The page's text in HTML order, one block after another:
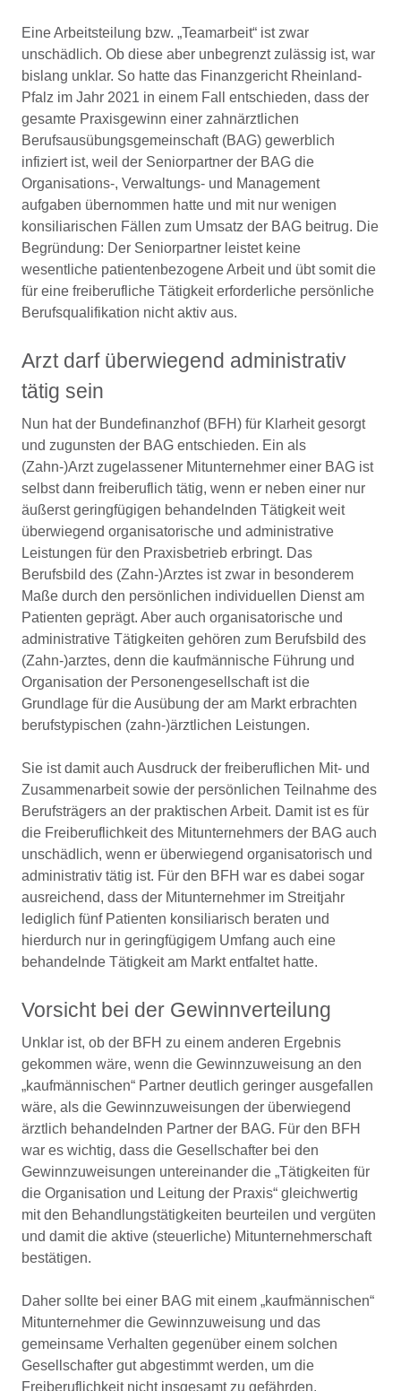
Eine Arbeitsteilung bzw. „Teamarbeit“ ist zwar
unschädlich. Ob diese aber unbegrenzt zulässig ist, war
bislang unklar. So hatte das Finanzgericht Rheinland-
Pfalz im Jahr 2021 in einem Fall entschieden, dass der
gesamte Praxisgewinn einer zahnärztlichen
Berufsausübungsgemeinschaft (BAG) gewerblich
infiziert ist, weil der Seniorpartner der BAG die
Organisations-, Verwaltungs- und Management
aufgaben übernommen hatte und mit nur wenigen
konsiliarischen Fällen zum Umsatz der BAG beitrug. Die
Begründung: Der Seniorpartner leistet keine
wesentliche patientenbezogene Arbeit und übt somit die
für eine freiberufliche Tätigkeit erforderliche persönliche
Berufsqualifikation nicht aktiv aus.
Arzt darf überwiegend administrativ
tätig sein
Nun hat der Bundefinanzhof (BFH) für Klarheit gesorgt
und zugunsten der BAG entschieden. Ein als
(Zahn-)Arzt zugelassener Mitunternehmer einer BAG ist
selbst dann freiberuflich tätig, wenn er neben einer nur
äußerst geringfügigen behandelnden Tätigkeit weit
überwiegend organisatorische und administrative
Leistungen für den Praxisbetrieb erbringt. Das
Berufsbild des (Zahn-)Arztes ist zwar in besonderem
Maße durch den persönlichen individuellen Dienst am
Patienten geprägt. Aber auch organisatorische und
administrative Tätigkeiten gehören zum Berufsbild des
(Zahn-)arztes, denn die kaufmännische Führung und
Organisation der Personengesellschaft ist die
Grundlage für die Ausübung der am Markt erbrachten
berufstypischen (zahn-)ärztlichen Leistungen.
Sie ist damit auch Ausdruck der freiberuflichen Mit- und
Zusammenarbeit sowie der persönlichen Teilnahme des
Berufsträgers an der praktischen Arbeit. Damit ist es für
die Freiberuflichkeit des Mitunternehmers der BAG auch
unschädlich, wenn er überwiegend organisatorisch und
administrativ tätig ist. Für den BFH war es dabei sogar
ausreichend, dass der Mitunternehmer im Streitjahr
lediglich fünf Patienten konsiliarisch beraten und
hierdurch nur in geringfügigem Umfang auch eine
behandelnde Tätigkeit am Markt entfaltet hatte.
Vorsicht bei der Gewinnverteilung
Unklar ist, ob der BFH zu einem anderen Ergebnis
gekommen wäre, wenn die Gewinnzuweisung an den
„kaufmännischen“ Partner deutlich geringer ausgefallen
wäre, als die Gewinnzuweisungen der überwiegend
ärztlich behandelnden Partner der BAG. Für den BFH
war es wichtig, dass die Gesellschafter bei den
Gewinnzuweisungen untereinander die „Tätigkeiten für
die Organisation und Leitung der Praxis“ gleichwertig
mit den Behandlungstätigkeiten beurteilen und vergüten
und damit die aktive (steuerliche) Mitunternehmerschaft
bestätigen.
Daher sollte bei einer BAG mit einem „kaufmännischen“
Mitunternehmer die Gewinnzuweisung und das
gemeinsame Verhalten gegenüber einem solchen
Gesellschafter gut abgestimmt werden, um die
Freiberuflichkeit nicht insgesamt zu gefährden.